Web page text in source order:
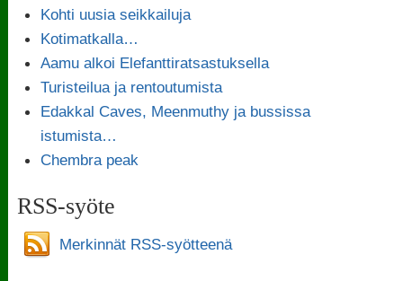
Kohti uusia seikkailuja
Kotimatkalla…
Aamu alkoi Elefanttiratsastuksella
Turisteilua ja rentoutumista
Edakkal Caves, Meenmuthy ja bussissa
istumista…
Chembra peak
RSS-syöte
Merkinnät RSS-syötteenä